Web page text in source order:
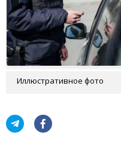
Иллюстративное фото